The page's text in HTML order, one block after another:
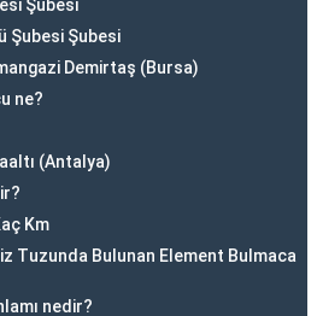
Şubesi
Şubesi Şubesi
Demirtaş (Bursa)
ne?
(Antalya)
Km
Tuzunda Bulunan Element Bulmaca
nedir?